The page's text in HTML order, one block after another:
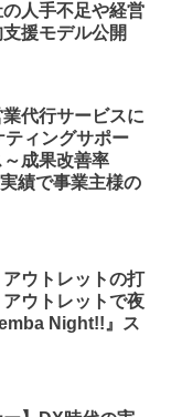
人手不足や経営
援モデル公開
業代行サービスに
ィングサポー
～成果改善率
績で事業主様の
ウトレットの打
ウトレットで夜
Night!!』ス